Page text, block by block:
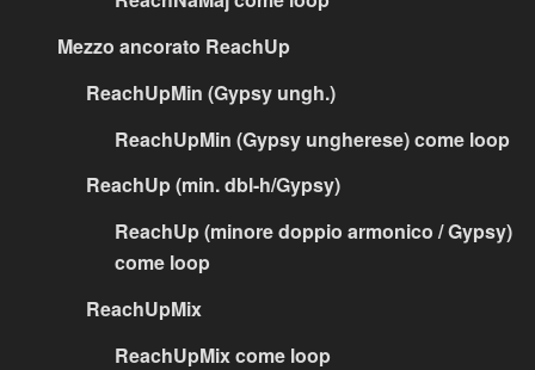
Mezzo ancorato ReachUp
ReachUpMin (Gypsy ungh.)
ReachUpMin (Gypsy ungherese) come loop
ReachUp (min. dbl-h/Gypsy)
ReachUp (minore doppio armonico / Gypsy)
come loop
ReachUpMix
ReachUpMix come loop